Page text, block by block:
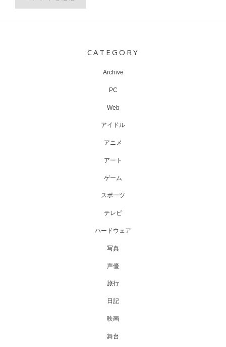
CATEGORY
Archive
PC
Web
アイドル
アニメ
アート
ゲーム
スポーツ
テレビ
ハードウェア
写真
声優
旅行
日記
映画
舞台